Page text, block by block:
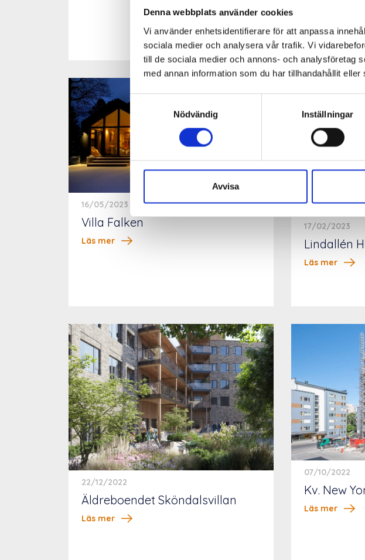
Denna webbplats använder cookies
Vi använder enhetsidentifierare för att anpassa
sociala medier och analysera vår trafik. Vi
till de sociala medier och annons- och analysföretag
med annan information som du har tillhandahållit
Samtyckesval
Nödvändig
Inställningar
Avvisa
16/05/2023
Villa Falken
Läs mer
17/02/2023
Lindallén
Läs mer
22/12/2022
Äldreboendet Sköndalsvillan
Läs mer
07/10/2022
Kv. New
Läs mer